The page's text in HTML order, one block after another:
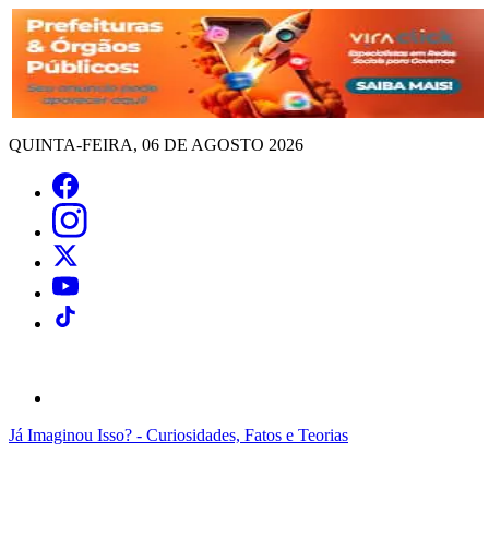
QUINTA-FEIRA, 06 DE AGOSTO 2026
Já Imaginou Isso? - Curiosidades, Fatos e Teorias